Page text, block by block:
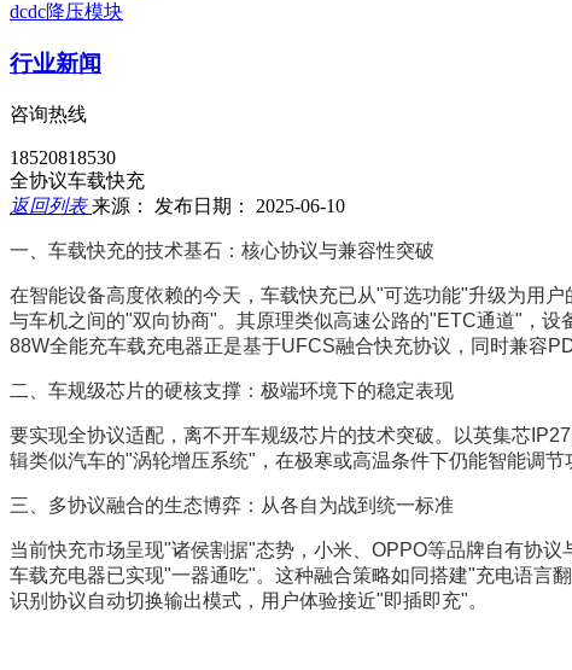
dcdc降压模块
行业新闻
咨询热线
18520818530
全协议车载快充
返回列表来源： 发布日期： 2025-06-10
一、车载快充的技术基石：核心协议与兼容性突破
在智能设备高度依赖的今天，车载快充已从"可选功能"升级为用
与车机之间的"双向协商"。其原理类似高速公路的"ETC通道"，
88W全能充车载充电器正是基于UFCS融合快充协议，同时兼容
二、车规级芯片的硬核支撑：极端环境下的稳定表现
要实现全协议适配，离不开车规级芯片的技术突破。以英集芯
辑类似汽车的"涡轮增压系统"，在极寒或高温条件下仍能智能调
三、多协议融合的生态博弈：从各自为战到统一标准
当前快充市场呈现"诸侯割据"态势，小米、OPPO等品牌自有协议
车载充电器已实现"一器通吃"。这种融合策略如同搭建"充电语言
识别协议自动切换输出模式，用户体验接近"即插即充"。